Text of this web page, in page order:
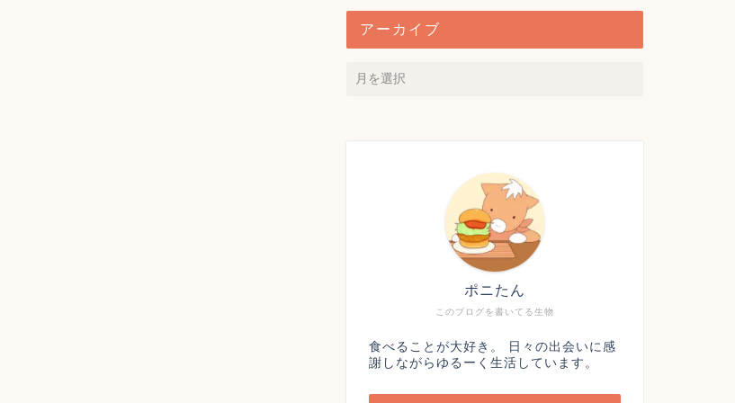
アーカイブ
このブログを書いてる生物
ポニたん
食べることが大好き。 日々の出会いに感
謝しながらゆるーく生活しています。